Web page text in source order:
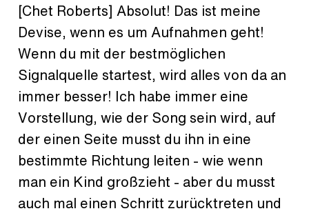
[Chet Roberts] Absolut! Das ist meine
Devise, wenn es um Aufnahmen geht!
Wenn du mit der bestmöglichen
Signalquelle startest, wird alles von da an
immer besser! Ich habe immer eine
Vorstellung, wie der Song sein wird, auf
der einen Seite musst du ihn in eine
bestimmte Richtung leiten - wie wenn
man ein Kind großzieht - aber du musst
auch mal einen Schritt zurücktreten und